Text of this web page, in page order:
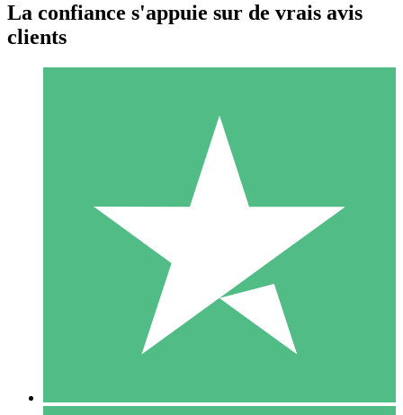
Packs de Crédits Individuels
Payez à l'utilisation avec des crédits de téléchargement. Sans
1 Téléchargement
10 00
La confiance s'appuie sur de vrais avis
clients